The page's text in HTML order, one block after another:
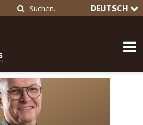
DEUTSCH
VERKAUF